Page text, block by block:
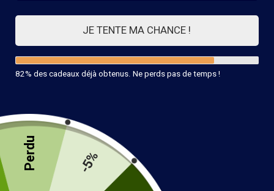
JE TENTE MA CHANCE !
82% des cadeaux déjà obtenus. Ne perds pas de temps !
Perdu -5%